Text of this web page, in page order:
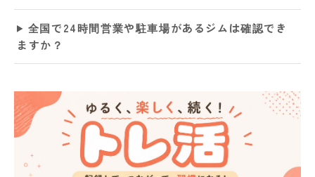
全国で24時間営業や駐車場があるジムは確認でき
ますか？